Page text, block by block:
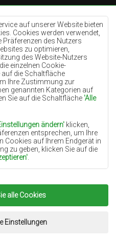
auf unserer Website bieten
Cookies werden verwendet,
Präferenzen des Nutzers
zu optimieren,
des Website-Nutzers
einzelnen Cookie-
auf die Schaltfläche
Ihre Zustimmung zur
genannten Kategorien auf
Sie auf die Schaltfläche 'Alle
ändern' klicken,
entsprechen, um Ihre
auf Ihrem Endgerät in
zu geben, klicken Sie auf die
berechtigte Interesse des
oder Dritter in Form der
Dienste auf unserer
des Datenverwalters und
alle Cookies
Einstellungen
Lilac
Gelb
Blau
Orange
Rosa
Terrakotte
Grün
Golden
Chemex.Alle Rechte